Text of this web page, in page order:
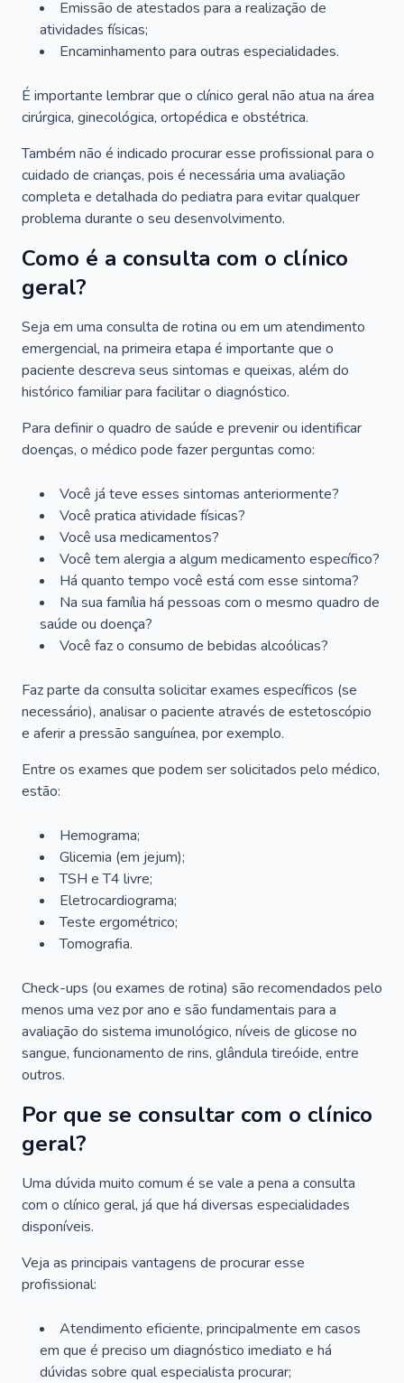
Emissão de atestados para a realização de
atividades físicas;
Encaminhamento para outras especialidades.
É importante lembrar que o clínico geral não atua na área
cirúrgica, ginecológica, ortopédica e obstétrica.
Também não é indicado procurar esse profissional para o
cuidado de crianças, pois é necessária uma avaliação
completa e detalhada do pediatra para evitar qualquer
problema durante o seu desenvolvimento.
Como é a consulta com o clínico
geral?
Seja em uma consulta de rotina ou em um atendimento
emergencial, na primeira etapa é importante que o
paciente descreva seus sintomas e queixas, além do
histórico familiar para facilitar o diagnóstico.
Para definir o quadro de saúde e prevenir ou identificar
doenças, o médico pode fazer perguntas como:
Você já teve esses sintomas anteriormente?
Você pratica atividade físicas?
Você usa medicamentos?
Você tem alergia a algum medicamento específico?
Há quanto tempo você está com esse sintoma?
Na sua família há pessoas com o mesmo quadro de
saúde ou doença?
Você faz o consumo de bebidas alcoólicas?
Faz parte da consulta solicitar exames específicos (se
necessário), analisar o paciente através de estetoscópio
e aferir a pressão sanguínea, por exemplo.
Entre os exames que podem ser solicitados pelo médico,
estão:
Hemograma;
Glicemia (em jejum);
TSH e T4 livre;
Eletrocardiograma;
Teste ergométrico;
Tomografia.
Check-ups (ou exames de rotina) são recomendados pelo
menos uma vez por ano e são fundamentais para a
avaliação do sistema imunológico, níveis de glicose no
sangue, funcionamento de rins, glândula tireóide, entre
outros.
Por que se consultar com o clínico
geral?
Uma dúvida muito comum é se vale a pena a consulta
com o clínico geral, já que há diversas especialidades
disponíveis.
Veja as principais vantagens de procurar esse
profissional:
Atendimento eficiente, principalmente em casos
em que é preciso um diagnóstico imediato e há
dúvidas sobre qual especialista procurar;